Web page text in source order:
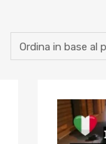
Aggiungi ai preferiti
Aggiungi al confronto